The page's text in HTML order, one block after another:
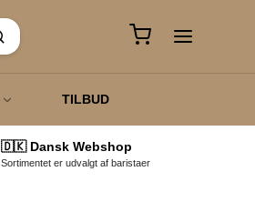
TILBUD
🇩🇰 Dansk Webshop
Sortimentet er udvalgt af baristaer